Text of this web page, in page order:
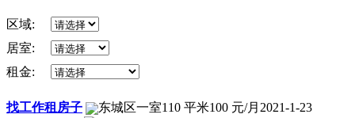
区域:
居室:
租金:
找工作租房子 东城区一室110 平米100 元/月 2021-1-23